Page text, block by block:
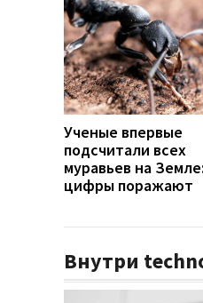
Ученые впервые
подсчитали всех
муравьев на Земле:
цифры поражают
Внутри